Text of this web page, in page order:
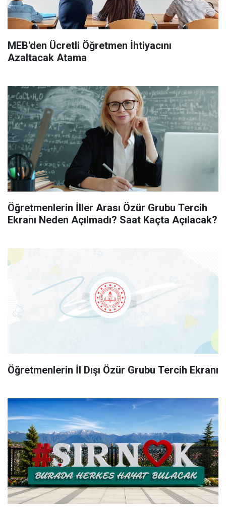
MEB'den Ücretli Öğretmen İhtiyacını
Azaltacak Atama
Öğretmenlerin İller Arası Özür Grubu Tercih
Ekranı Neden Açılmadı? Saat Kaçta Açılacak?
Öğretmenlerin İl Dışı Özür Grubu Tercih Ekranı